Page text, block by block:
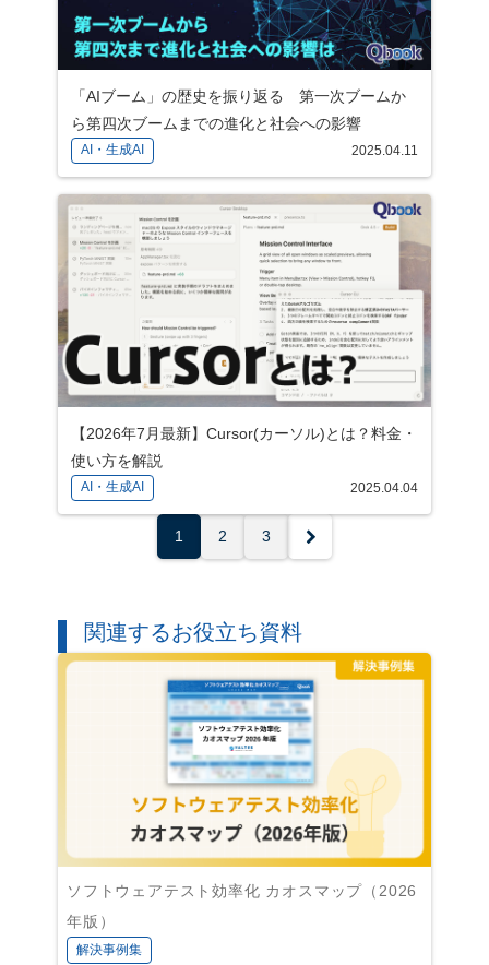
「AIブーム」の歴史を振り返る 第一次ブームか
ら第四次ブームまでの進化と社会への影響
AI・生成AI 2025.04.11
【2026年7月最新】Cursor(カーソル)とは？料金・
使い方を解説
AI・生成AI 2025.04.04
1 2 3
関連するお役立ち資料
ソフトウェアテスト効率化 カオスマップ（2026
年版）
解決事例集